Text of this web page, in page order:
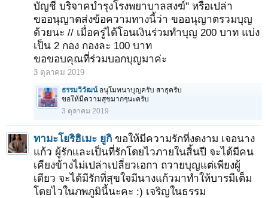
บัญชี บริจาคบำรุงโรงพยาบาลสงฆ์" หรือเปล่า
ขออนุญาตส่งข้อความทางนี้ว่า ขออนุญาตรวมบุญ
ด้วยนะ // เมื่อครู่ได้โอนเงินร่วมทำบุญ 200 บาท แบ่ง
เป็น 2 กอง กองละ 100 บาท
ขอขอบคุณที่ร่วมบอกบุญมาค่ะ
3 ตุลาคม 2019
ธรรมวิวัฒน์ อนุโมทนาบุญครับ สาธุครับ
ขอให้มีความสุขมากๆนะครับ
3 ตุลาคม 2019
ทามะโยริฮิเมะ ยูกิ ขอให้มีความรักที่งดงาม เจอนาง
แก้ว ผู้รักและเป็นที่รักโดยไวภายในสิ้นปี จะได้มีคน
เคียงข้างไม่เปล่าเปลี่ยวเอกา ถวายบุญแต่เพียงผู้
เดียว จะได้มีรักที่สุขใจมีนางแก้วมาทำให้บารมีเต็ม
โดยไวในภพภูมินี้นะคะ :) เจริญในธรรม